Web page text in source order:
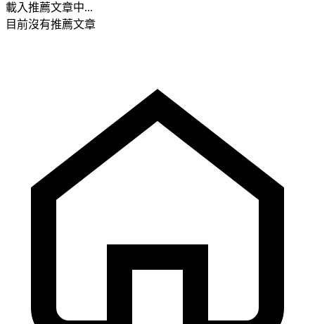
載入推薦文章中...
目前沒有推薦文章